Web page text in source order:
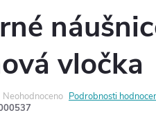
vločka
Neohodnoceno Podrobnosti